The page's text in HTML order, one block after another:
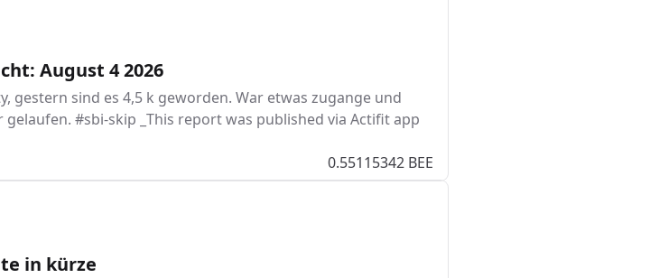
August 4 2026
gestern sind es 4,5 k geworden. War etwas zugange und
#sbi-skip _This report was published via Actifit app
0.55115342 BEE
in kürze